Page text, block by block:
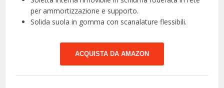
per ammortizzazione e supporto.
Solida suola in gomma con scanalature flessibili.
ACQUISTA DA AMAZON